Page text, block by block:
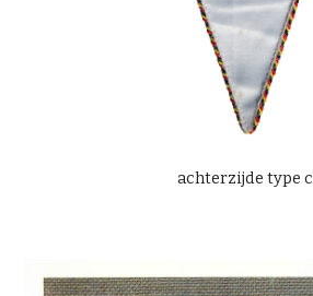
achterzijde type c